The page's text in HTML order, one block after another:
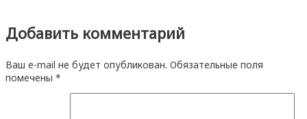
Добавить комментарий
Ваш e-mail не будет опубликован. Обязательные поля
помечены *